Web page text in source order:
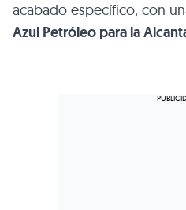
acabado específico, con
Azul Petróleo para la